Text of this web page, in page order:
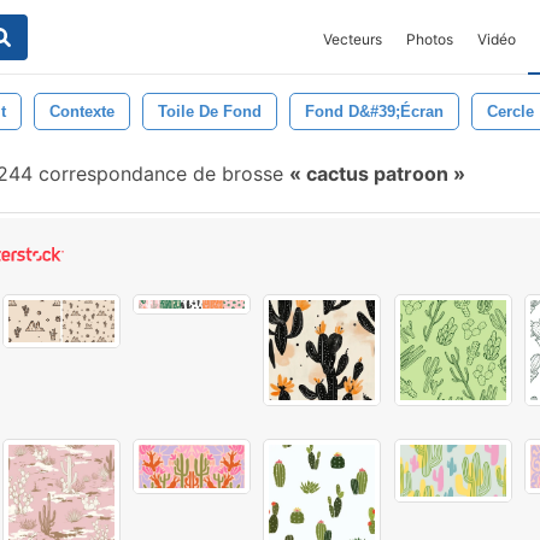
Vecteurs Photos Vidéo
Contexte Toile De Fond Fond D&#39;écran Cercle
correspondance de brosse cactus patroon